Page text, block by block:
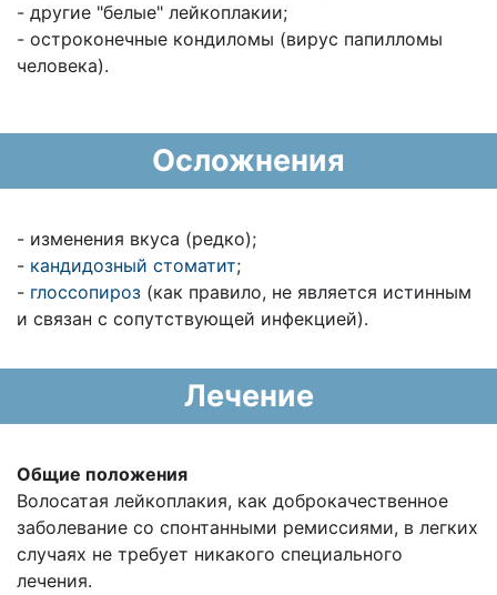
- другие "белые" лейкоплакии;
- остроконечные кондиломы (вирус папилломы
человека).
Осложнения
- изменения вкуса (редко);
- кандидозный стоматит;
- глоссопироз (как правило, не является истинным
и связан с сопутствующей инфекцией).
Лечение
Общие положения
Волосатая лейкоплакия, как доброкачественное
заболевание со спонтанными ремиссиями, в легких
случаях не требует никакого специального
лечения.